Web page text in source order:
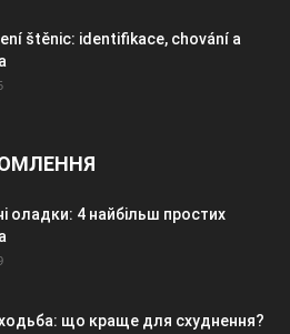
štěnic: identifikace, chování a
оладки: 4 найбільш простих
ходьба: що краще для схуднення?